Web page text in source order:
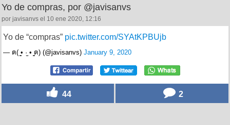
Yo de compras, por @javisanvs
por javisanvs el 10 ene 2020, 12:16
Yo de “compras” pic.twitter.com/SYAtKPBUjb
— ฅ( ̳• ·̫ • ̳ฅ) (@javisanvs) January 9, 2020
44 2